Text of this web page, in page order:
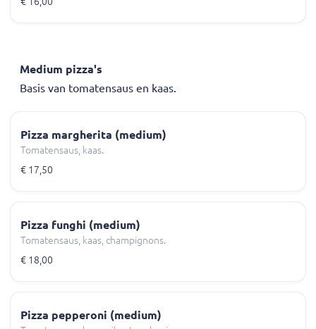
Medium pizza's
Basis van tomatensaus en kaas.
Pizza margherita (medium)
Tomatensaus, kaas.
€ 17,50
Pizza funghi (medium)
Tomatensaus, kaas, champignons.
€ 18,00
Pizza pepperoni (medium)